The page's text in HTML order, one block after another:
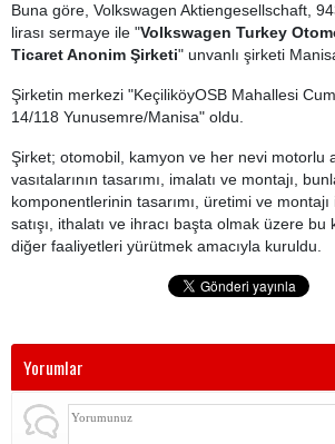
Buna göre, Volkswagen Aktiengesellschaft,
lirası sermaye ile "Volkswagen Turkey
Ticaret Anonim Şirketi" unvanlı şirketi
Şirketin merkezi "KeçiliköyOSB Mahallesi
14/118 Yunusemre/Manisa" oldu.
Şirket; otomobil, kamyon ve her nevi motorlu
vasıtalarının tasarımı, imalatı ve montajı,
komponentlerinin tasarımı, üretimi ve
satışı, ithalatı ve ihracı başta olmak üzere
diğer faaliyetleri yürütmek amacıyla kuruldu.
Yorumlar